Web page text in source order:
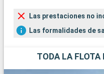
Las prestaciones no
Las formalidades de
TODA LA FLOTA